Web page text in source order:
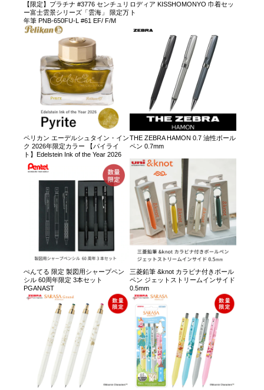
【限定】プラチナ #3776 センチュリ
ー富士雲景シリーズ「雲海」 限定万
年筆 PNB-650FU-L #61 EF/ F/M
ロディア KISSHOMONYO 巾着セッ
ト
ペリカン エーデルシュタイン・イン
ク 2026年限定カラー 【パイライ
ト】Edelstein Ink of the Year 2026
THE ZEBRA HAMON 0.7 油性ボール
ペン 0.7mm
ぺんてる 限定 製図用シャープペン
シル 60周年限定 3本セット
PGANAST
三菱鉛筆 &knot カラビナ付きボール
ペン ジェットストリームインサイド
0.5mm